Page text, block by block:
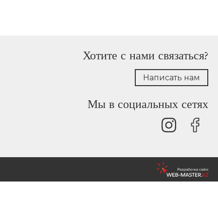
Хотите с нами связаться?
Написать нам
Мы в социальных сетях